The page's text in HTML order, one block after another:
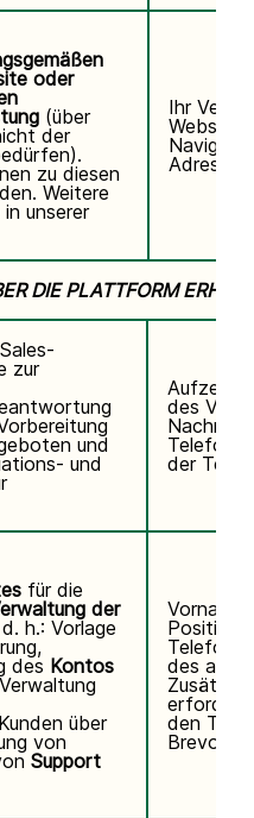
oder
(über
der
zu diesen
Weitere
unserer
Ihr
Website
Adresse,
DIE PLATTFORM
zur
und
und
des
der
für die
der
h.: Vorlage
des Kontos
über
von
Support
Position,
des
den
Brevo